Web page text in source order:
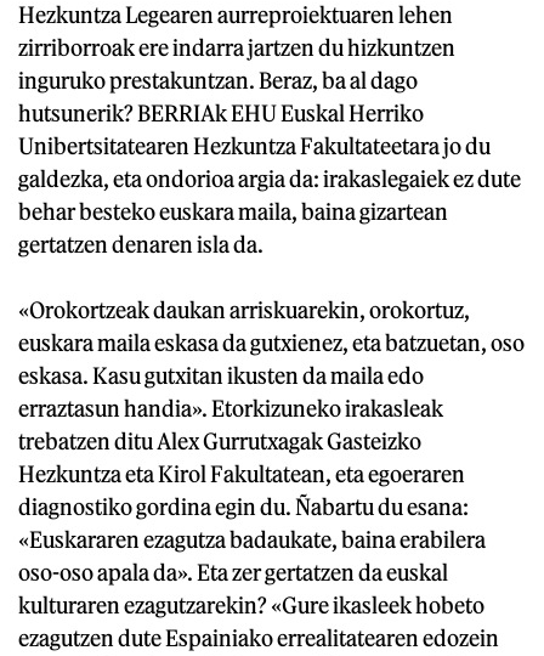
Hezkuntza Legearen aurreproiektuaren lehen
zirriborroak ere indarra jartzen du hizkuntzen
inguruko prestakuntzan. Beraz, ba al dago
hutsunerik? BERRIAk EHU Euskal Herriko
Unibertsitatearen Hezkuntza Fakultateetara jo du
galdezka, eta ondorioa argia da: irakaslegaiek ez dute
behar besteko euskara maila, baina gizartean
gertatzen denaren isla da.
«Orokortzeak daukan arriskuarekin, orokortuz,
euskara maila eskasa da gutxienez, eta batzuetan, oso
eskasa. Kasu gutxitan ikusten da maila edo
erraztasun handia». Etorkizuneko irakasleak
trebatzen ditu Alex Gurrutxagak Gasteizko
Hezkuntza eta Kirol Fakultatean, eta egoeraren
diagnostiko gordina egin du. Ñabartu du esana:
«Euskararen ezagutza badaukate, baina erabilera
oso-oso apala da». Eta zer gertatzen da euskal
kulturaren ezagutzarekin? «Gure ikasleek hobeto
ezagutzen dute Espainiako errealitatearen edozein